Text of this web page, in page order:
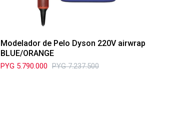
Modelador de Pelo Dyson 220V airwrap
BLUE/ORANGE
PYG 5.790.000 PYG 7.237.500